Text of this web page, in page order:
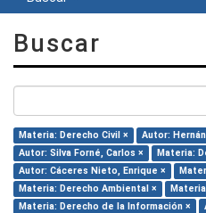
Buscar
Materia: Derecho Civil ×
Autor:
Autor: Silva Forné, Carlos ×
Materia:
Autor: Cáceres Nieto, Enrique ×
Materia: Derecho Ambiental ×
Materia: Derecho de la Información ×